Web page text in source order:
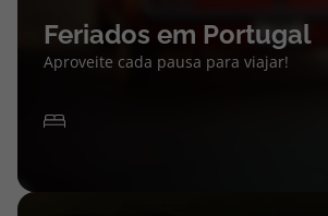
Feriados em Portugal
Aproveite cada pausa para viajar!